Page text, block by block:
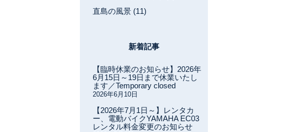
直島の風景 (11)
新着記事
【臨時休業のお知らせ】2026年
6月15日～19日まで休業いたし
ます／Temporary closed
2026年6月10日
【2026年7月1日～】レンタカ
ー、電動バイクYAMAHA EC03
レンタル料金変更のお知らせ